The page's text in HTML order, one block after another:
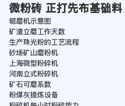
微粉砖 正打先布基础
辊磨机示意图
矿渣立磨工作天数
生产珠光粉的工艺流程
砂场矿山磨粉机
上海微型粉碎机
河南立式粉碎机
矿石可磨系数
粉煤灰提炼设备